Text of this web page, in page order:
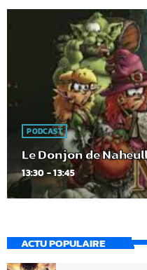
PODCAST
Le Donjon de
13:30 - 13:45
ACTU POPULAIRE